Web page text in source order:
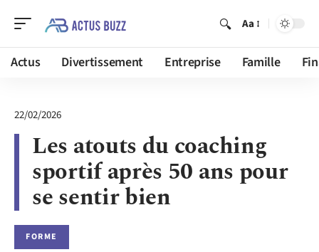
Aa
Actus Divertissement Entreprise Famille
22/02/2026
Les atouts du coaching
sportif après 50 ans pour
se sentir bien
FORME